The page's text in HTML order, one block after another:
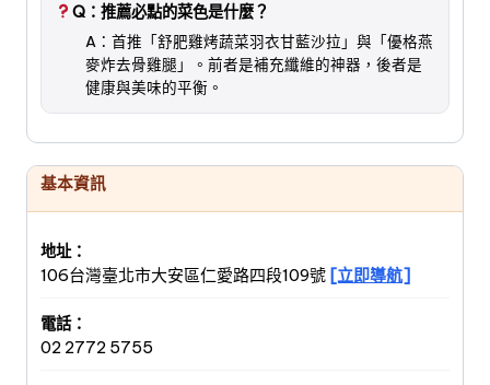
Q：推薦必點的菜色是什麼？
A：首推「舒肥雞烤蔬菜羽衣甘藍沙拉」與「優格燕
麥炸去骨雞腿」。前者是補充纖維的神器，後者是
健康與美味的平衡。
基本資訊
地址：
106台灣臺北市大安區仁愛路四段109號 [立即導航]
電話：
02 2772 5755